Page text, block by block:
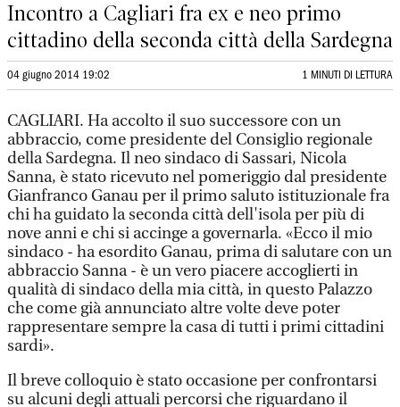
Incontro a Cagliari fra ex e neo primo
cittadino della seconda città della Sardegna
04 giugno 2014 19:02 1 MINUTI DI LETTURA
CAGLIARI. Ha accolto il suo successore con un
abbraccio, come presidente del Consiglio regionale
della Sardegna. Il neo sindaco di Sassari, Nicola
Sanna, è stato ricevuto nel pomeriggio dal presidente
Gianfranco Ganau per il primo saluto istituzionale fra
chi ha guidato la seconda città dell'isola per più di
nove anni e chi si accinge a governarla. «Ecco il mio
sindaco - ha esordito Ganau, prima di salutare con un
abbraccio Sanna - è un vero piacere accoglierti in
qualità di sindaco della mia città, in questo Palazzo
che come già annunciato altre volte deve poter
rappresentare sempre la casa di tutti i primi cittadini
sardi».
Il breve colloquio è stato occasione per confrontarsi
su alcuni degli attuali percorsi che riguardano il